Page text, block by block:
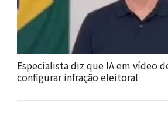
Especialista diz que IA em vídeo
configurar infração eleitoral